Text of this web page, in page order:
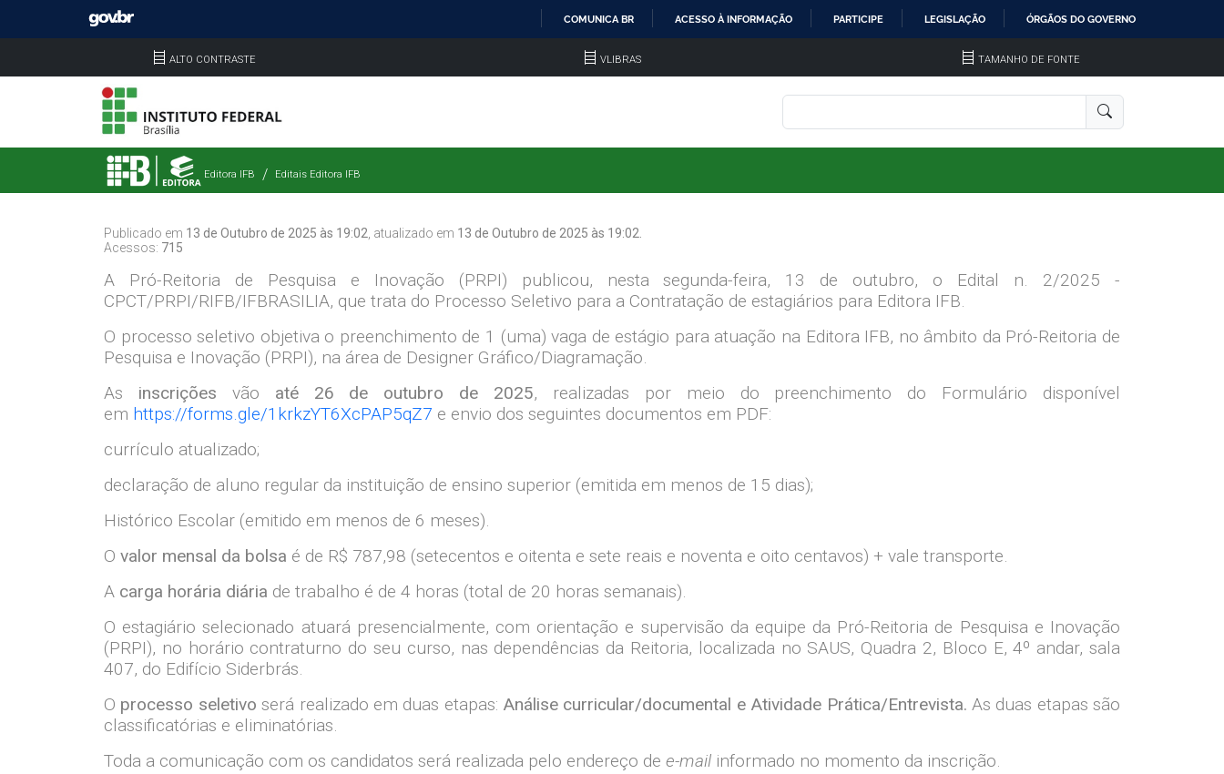
COMUNICA BR ACESSO À INFORMAÇÃO PARTICIPE LEGISLAÇÃO ÓRGÃOS DO GOVERNO
ALTO CONTRASTE VLIBRAS TAMANHO DE FONTE
Editora IFB Editais Editora IFB
Publicado em 13 de Outubro de 2025 às 19:02 , atualizado em 13 de Outubro de 2025 às 19:02.
Acessos: 715
A Pró-Reitoria de Pesquisa e Inovação (PRPI) publicou, nesta segunda-feira, 13 de outubro, o Edital n. 2/2025 -
CPCT/PRPI/RIFB/IFBRASILIA, que trata do Processo Seletivo para a Contratação de estagiários para Editora IFB.
O processo seletivo objetiva o preenchimento de 1 (uma) vaga de estágio para atuação na Editora IFB, no âmbito da Pró-Reitoria de
Pesquisa e Inovação (PRPI), na área de Designer Gráfico/Diagramação.
As inscrições vão até 26 de outubro de 2025, realizadas por meio do preenchimento do Formulário disponível
em https://forms.gle/1krkzYT6XcPAP5qZ7 e envio dos seguintes documentos em PDF:
currículo atualizado;
declaração de aluno regular da instituição de ensino superior (emitida em menos de 15 dias);
Histórico Escolar (emitido em menos de 6 meses).
O valor mensal da bolsa é de R$ 787,98 (setecentos e oitenta e sete reais e noventa e oito centavos) + vale transporte.
A carga horária diária de trabalho é de 4 horas (total de 20 horas semanais).
O estagiário selecionado atuará presencialmente, com orientação e supervisão da equipe da Pró-Reitoria de Pesquisa e Inovação
(PRPI), no horário contraturno do seu curso, nas dependências da Reitoria, localizada no SAUS, Quadra 2, Bloco E, 4º andar, sala
407, do Edifício Siderbrás.
O processo seletivo será realizado em duas etapas: Análise curricular/documental e Atividade Prática/Entrevista. As duas etapas são
classificatórias e eliminatórias.
Toda a comunicação com os candidatos será realizada pelo endereço de e-mail informado no momento da inscrição.